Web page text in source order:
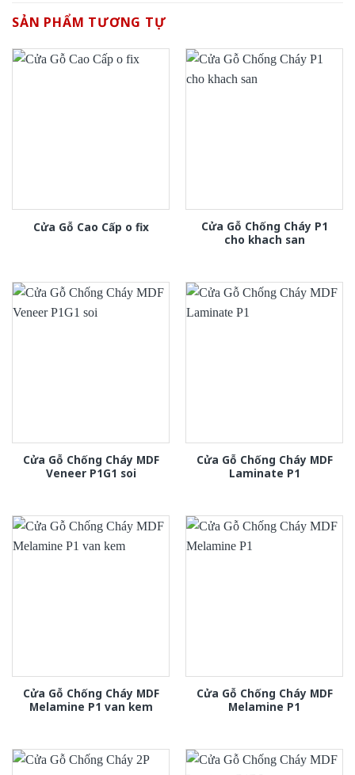
SẢN PHẨM TƯƠNG TỰ
Cửa Gỗ Cao Cấp o fix
Cửa Gỗ Chống Cháy P1
cho khach san
Cửa Gỗ Chống Cháy MDF
Veneer P1G1 soi
Cửa Gỗ Chống Cháy MDF
Laminate P1
Cửa Gỗ Chống Cháy MDF
Melamine P1 van kem
Cửa Gỗ Chống Cháy MDF
Melamine P1